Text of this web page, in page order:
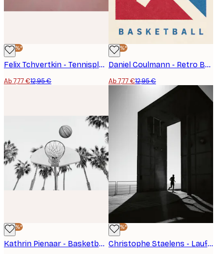
-40%*
Felix Tchvertkin - Tennisplatz Schattenspiel Poster
Ab 7,77 €12,95 €
-40%*
Daniel Coulmann - Retro Basketballspiel Poster
Ab 7,77 €12,95 €
-40%*
Kathrin Pienaar - Basketball Poster
-40%*
Christophe Staelens - Laufender Mann durch den Bogen Poster